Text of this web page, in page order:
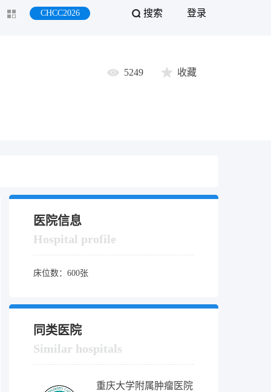
登录
搜索
CHCC2026
5249 收藏
医院信息
Hospital profile
床位数：600张
同类医院
Similar hospitals
重庆大学附属肿瘤医院